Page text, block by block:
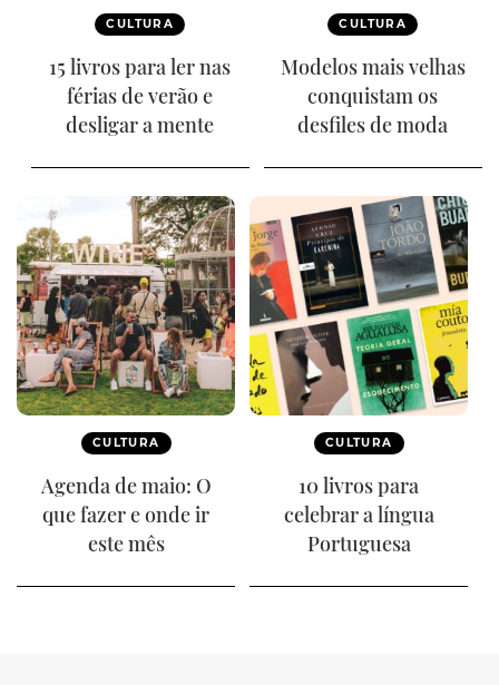
CULTURA
15 livros para ler nas
férias de verão e
desligar a mente
CULTURA
Modelos mais velhas
conquistam os
desfiles de moda
CULTURA
Agenda de maio: O
que fazer e onde ir
este mês
CULTURA
10 livros para
celebrar a língua
Portuguesa